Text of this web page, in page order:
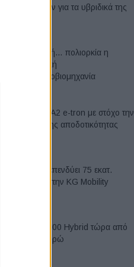
μπαταριών για τα υβριδικά της
Σε κινεζική… πολιορκία η
ευρωπαϊκή
αυτοκινητοβιομηχανία
Νέο Audi A2 e-tron με στόχο την
κορυφή της αποδοτικότητας
Η Chery επενδύει 75 εκατ.
δολάρια στην KG Mobility
Το FIAT 500 Hybrid τώρα από
18.990 ευρώ